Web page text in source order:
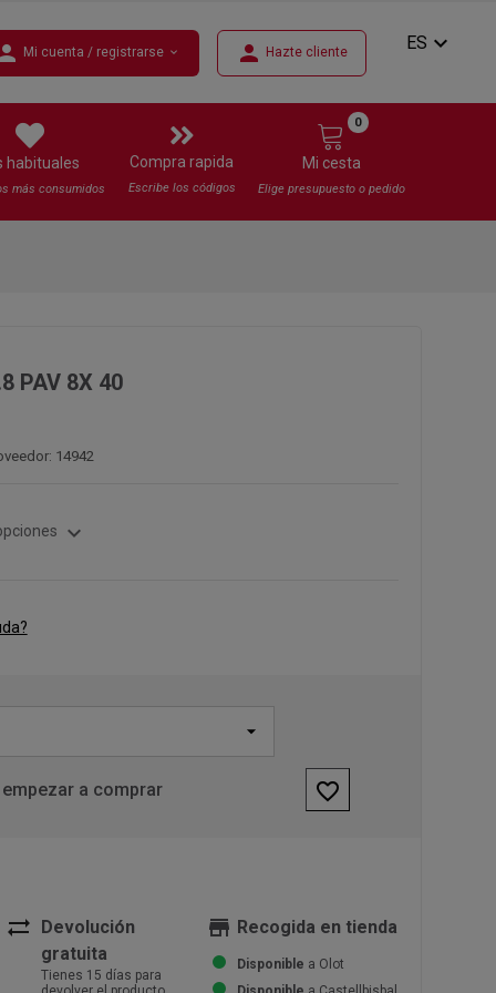
Mi cuenta / registrarse expand_more person Hazte cliente ES expand_more
habituales
más consumidos
Compra rapida
Escribe los códigos
Mi cesta
0
Elige presupuesto o pedido
PAV 8X 40
14942
expand_more
a comprar favorite_border
sync_alt
Devolución
gratuita
Tienes 15 días para
store Recogida en tienda
Disponible a Olot